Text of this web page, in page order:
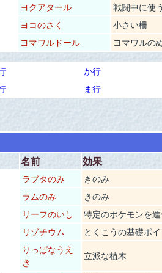
ヨクアタール
戦闘中に使
ヨコのさく
小さい柵
ヨマワルドール ヨマワルの
か行
ま行
名前 効果
ラブタのみ
きのみ
ラムのみ
きのみ
リーフのいし
特定のポケモンを
リゾチウム
とくこうの基礎ポ
りっぱなうえ
き
立派な植木